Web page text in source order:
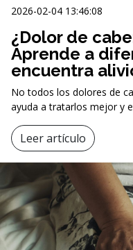
2026-02-04 13:46:08
¿Dolor de
Aprende a
encuentra
No todos los dolores de
ayuda a tratarlos mejor y
Leer artículo